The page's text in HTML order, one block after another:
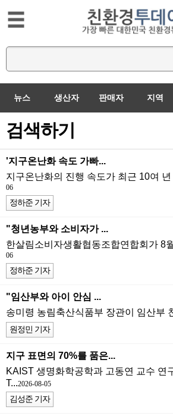
뉴스 생산자 판매자 지역
검색하기
'지구온난화 속도 가빠...
지구온난화의 진행 속도가 최근 10여
06
정하준 기자
"청년농부와 소비자가 ...
한살림소비자생활협동조합연합회가 8
06
정하준 기자
"임산부와 아이 안심 ...
송미령 농림축산식품부 장관이 임산부
원정민 기자
지구 표면의 70%를 품은...
KAIST 생명화학공학과 고동연 교수 연
T...2026-08-05
김성준 기자